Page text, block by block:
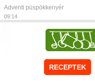
Adventi püspökkenyér
09:14
RECEPTEK